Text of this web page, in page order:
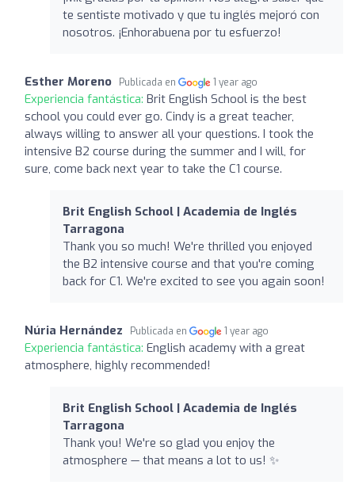
te sentiste motivado y que tu inglés mejoró con
nosotros. ¡Enhorabuena por tu esfuerzo!
Esther Moreno Publicada en 1 year ago
Experiencia fantástica: Brit English School is the best
school you could ever go. Cindy is a great teacher,
always willing to answer all your questions. I took the
intensive B2 course during the summer and I will, for
sure, come back next year to take the C1 course.
Brit English School | Academia de Inglés
Tarragona
Thank you so much! We're thrilled you enjoyed
the B2 intensive course and that you're coming
back for C1. We're excited to see you again soon!
Núria Hernández Publicada en 1 year ago
Experiencia fantástica: English academy with a great
atmosphere, highly recommended!
Brit English School | Academia de Inglés
Tarragona
Thank you! We're so glad you enjoy the
atmosphere — that means a lot to us! ✨